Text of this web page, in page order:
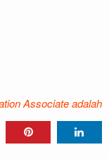
Associate adalah